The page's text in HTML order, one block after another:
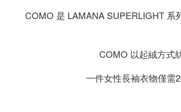
COMO 是 LAMANA SUPERLIGHT 系
COMO 以起絨方式
一件女性長袖衣物僅需